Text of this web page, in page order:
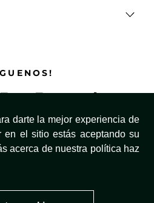
darte la mejor experiencia de
en el sitio estás aceptando su
acerca de nuestra política haz